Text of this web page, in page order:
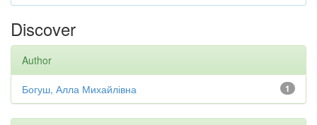
Discover
Author
1
Богуш, Алла Михайлівна